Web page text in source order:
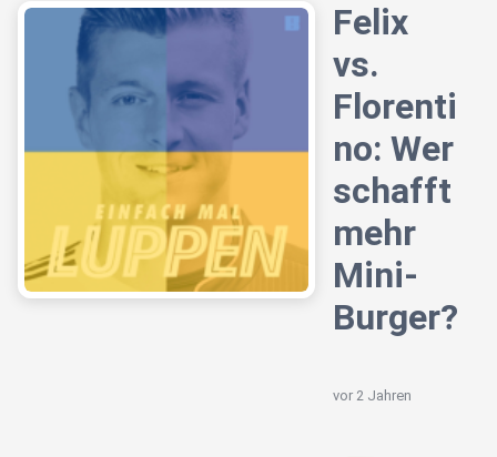
Felix
vs.
Florenti
no: Wer
schafft
mehr
Mini-
Burger?
vor 2 Jahren